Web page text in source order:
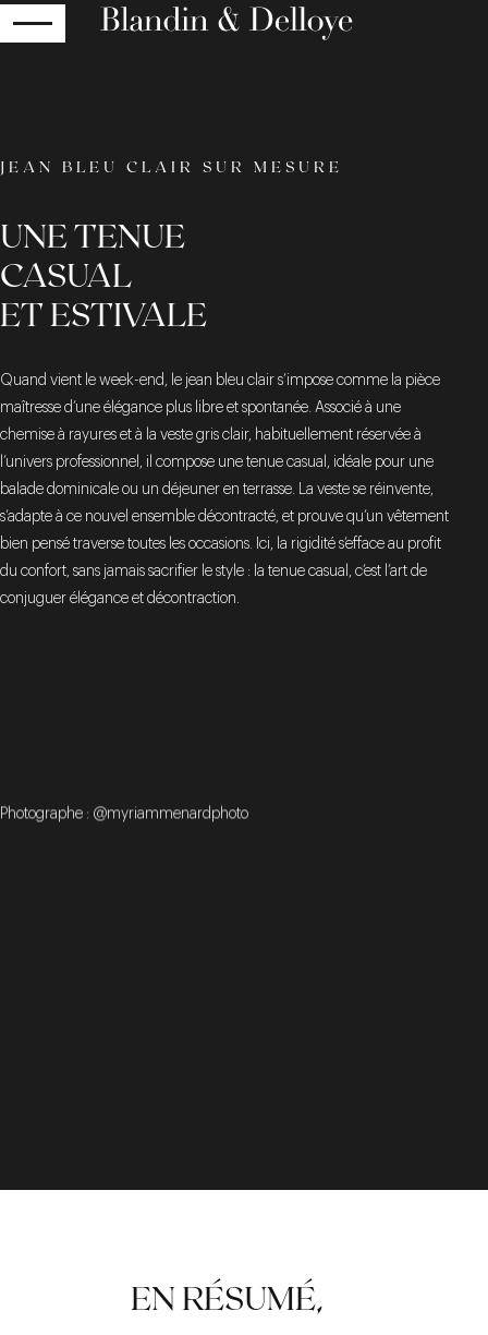
JEAN BLEU CLAIR SUR MESURE
UNE TENUE
CASUAL
ET ESTIVALE
Quand vient le week-end, le jean bleu clair s’impose comme la pièce
maîtresse d’une élégance plus libre et spontanée. Associé à une
chemise à rayures et à la veste gris clair, habituellement réservée à
l’univers professionnel, il compose une tenue casual, idéale pour une
balade dominicale ou un déjeuner en terrasse. La veste se réinvente,
s’adapte à ce nouvel ensemble décontracté, et prouve qu’un vêtement
bien pensé traverse toutes les occasions. Ici, la rigidité s’efface au profit
du confort, sans jamais sacrifier le style : la tenue casual, c’est l’art de
conjuguer élégance et décontraction.
Photographe : @myriammenardphoto
EN RÉSUMÉ,